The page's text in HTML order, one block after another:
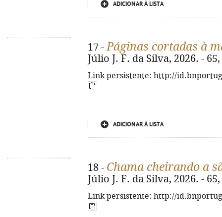
ADICIONAR À LISTA
17 -Páginas cortadas à
Júlio J. F. da Silva, 2026. -
Link persistente: http://
ADICIONAR À LISTA
18 - Chama cheirando a
Júlio J. F. da Silva, 2026. -
Link persistente: http://